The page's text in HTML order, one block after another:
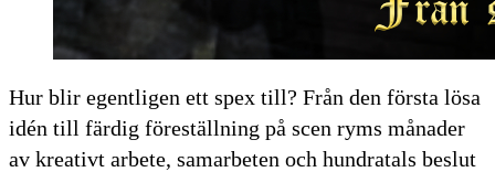
Hur blir egentligen ett spex till? Från den första lösa
idén till färdig föreställning på scen ryms månader
av kreativt arbete, samarbeten och hundratals beslut